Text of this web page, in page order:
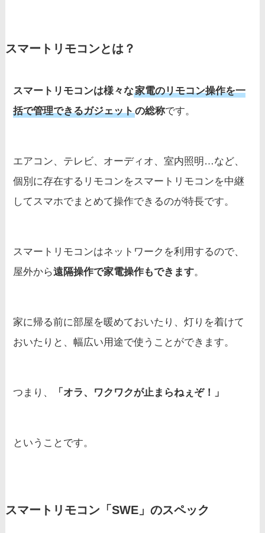
スマートリモコンとは？
スマートリモコンは様々な家電のリモコン操作を一
括で管理できるガジェットの総称です。
エアコン、テレビ、オーディオ、室内照明…など、
個別に存在するリモコンをスマートリモコンを中継
してスマホでまとめて操作できるのが特長です。
スマートリモコンはネットワークを利用するので、
屋外から遠隔操作で家電操作もできます。
家に帰る前に部屋を暖めておいたり、灯りを着けて
おいたりと、幅広い用途で使うことができます。
つまり、 「オラ、ワクワクが止まらねぇぞ！」
ということです。
スマートリモコン「SWE」のスペック